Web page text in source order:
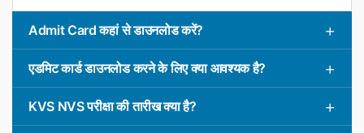
Admit Card कहां से डाउनलोड करें?
एडमिट कार्ड डाउनलोड करने के लिए क्या आवश्यक है?
KVS NVS परीक्षा की तारीख क्या है?